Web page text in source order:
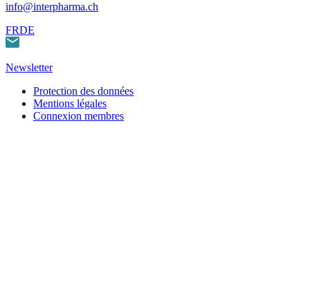
info@interpharma.ch
FRDE
Newsletter
Protection des données
Mentions légales
Connexion membres